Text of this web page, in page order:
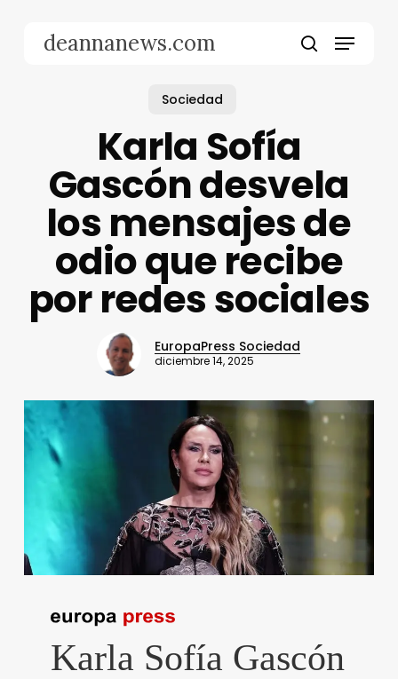
deannanews.com Menu
Sociedad
Karla Sofía
Gascón desvela
los mensajes de
odio que recibe
por redes sociales
EuropaPress Sociedad
diciembre 14, 2025